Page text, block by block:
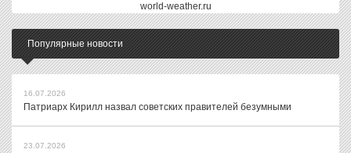
world-weather.ru
Популярные новости
16.07.2026
Патриарх Кирилл назвал советских правителей безумными
23.07.2026